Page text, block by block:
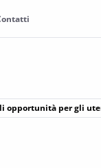
opportunità per gli